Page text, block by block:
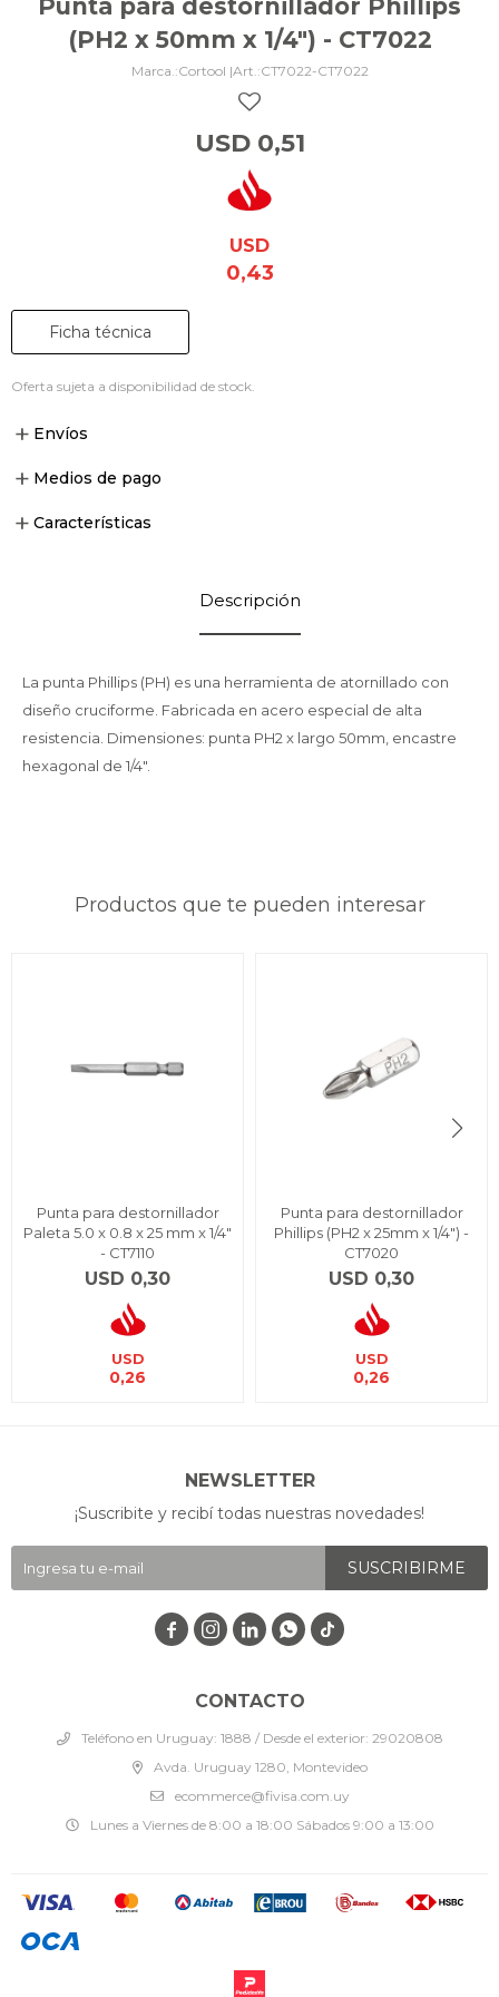
Punta para destornillador Phillips
(PH2 x 50mm x 1/4") - CT7022
Cortool | CT7022-CT7022
USD 0,51
USD
0,43
Ficha técnica
Oferta sujeta a disponibilidad de stock.
Envíos
Medios de pago
Características
Descripción
La punta Phillips (PH) es una herramienta de atornillado con
diseño cruciforme. Fabricada en acero especial de alta
resistencia. Dimensiones: punta PH2 x largo 50mm, encastre
hexagonal de 1/4".
Productos que te pueden interesar
Punta para destornillador
Paleta 5.0 x 0.8 x 25 mm x 1/4"
- CT7110
USD 0,30
USD
0,26
Punta para destornillador
Phillips (PH2 x 25mm x 1/4") -
CT7020
USD 0,30
USD
0,26
CONTACTO
Teléfono en Uruguay: 1888 / Desde el exterior: 29020808
Avda. Uruguay 1280, Montevideo
ecommerce@fivisa.com.uy
Lunes a Viernes de 8:00 a 18:00 Sábados 9:00 a 13:00
NEWSLETTER
¡Suscribite y recibí todas nuestras novedades!
SUSCRIBIRME
   